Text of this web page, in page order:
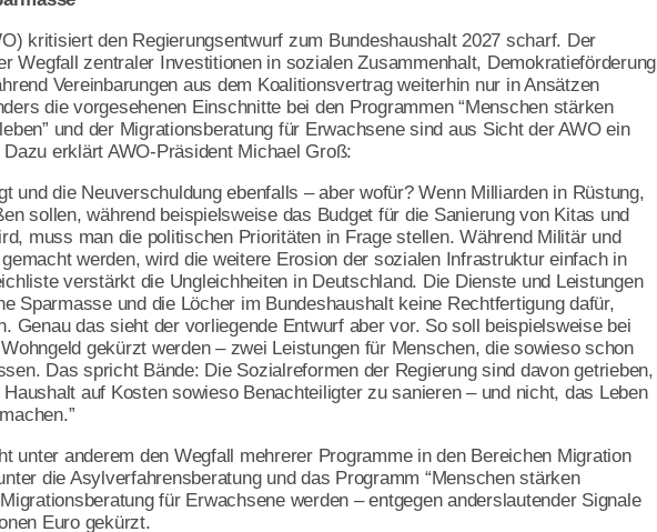
kritisiert den Regierungsentwurf zum Bundeshaushalt 2027 scharf. Der
Wegfall zentraler Investitionen in sozialen Zusammenhalt, Demokratieförderung
Vereinbarungen aus dem Koalitionsvertrag weiterhin nur in Ansätzen
die vorgesehenen Einschnitte bei den Programmen “Menschen stärken
und der Migrationsberatung für Erwachsene sind aus Sicht der AWO ein
erklärt AWO-Präsident Michael Groß:
und die Neuverschuldung ebenfalls – aber wofür? Wenn Milliarden in Rüstung,
sollen, während beispielsweise das Budget für die Sanierung von Kitas und
muss man die politischen Prioritäten in Frage stellen. Während Militär und
werden, wird die weitere Erosion der sozialen Infrastruktur einfach in
verstärkt die Ungleichheiten in Deutschland. Die Dienste und Leistungen
Sparmasse und die Löcher im Bundeshaushalt keine Rechtfertigung dafür,
Genau das sieht der vorliegende Entwurf aber vor. So soll beispielsweise bei
gekürzt werden – zwei Leistungen für Menschen, die sowieso schon
Das spricht Bände: Die Sozialreformen der Regierung sind davon getrieben,
auf Kosten sowieso Benachteiligter zu sanieren – und nicht, das Leben
unter anderem den Wegfall mehrerer Programme in den Bereichen Migration
die Asylverfahrensberatung und das Programm “Menschen stärken
für Erwachsene werden – entgegen anderslautender Signale
Euro gekürzt.